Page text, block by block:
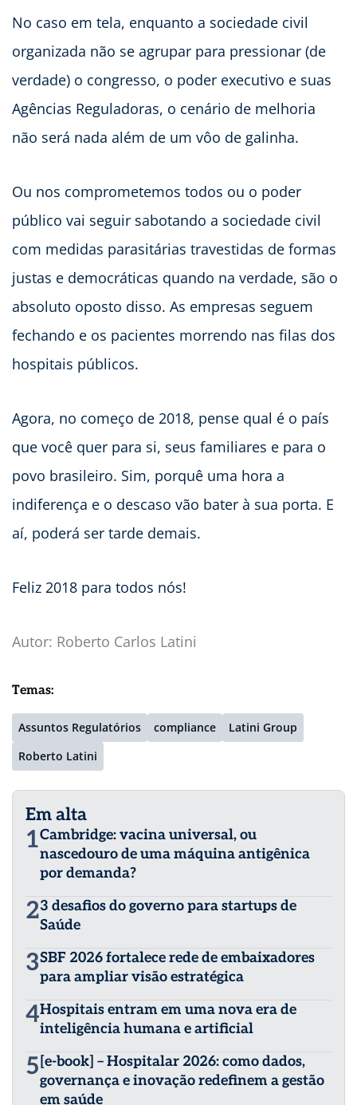
No caso em tela, enquanto a sociedade civil
organizada não se agrupar para pressionar (de
verdade) o congresso, o poder executivo e suas
Agências Reguladoras, o cenário de melhoria
não será nada além de um vôo de galinha.
Ou nos comprometemos todos ou o poder
público vai seguir sabotando a sociedade civil
com medidas parasitárias travestidas de formas
justas e democráticas quando na verdade, são o
absoluto oposto disso. As empresas seguem
fechando e os pacientes morrendo nas filas dos
hospitais públicos.
Agora, no começo de 2018, pense qual é o país
que você quer para si, seus familiares e para o
povo brasileiro. Sim, porquê uma hora a
indiferença e o descaso vão bater à sua porta. E
aí, poderá ser tarde demais.
Feliz 2018 para todos nós!
Autor: Roberto Carlos Latini
Temas:
Assuntos Regulatórios compliance
Latini Group
Roberto Latini
Em alta
1Cambridge: vacina universal, ou
nascedouro de uma máquina antigênica
por demanda?
23 desafios do governo para startups de
Saúde
3SBF 2026 fortalece rede de embaixadores
para ampliar visão estratégica
4Hospitais entram em uma nova era de
inteligência humana e artificial
5 [e-book] – Hospitalar 2026: como dados,
governança e inovação redefinem a gestão
em saúde